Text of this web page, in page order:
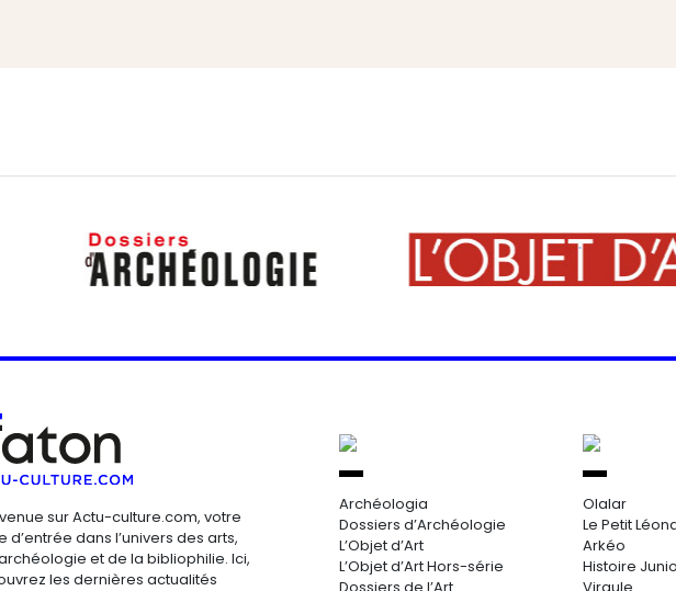
sur Actu-culture.com, votre
d’entrée dans l’univers des arts,
et de la bibliophilie. Ici,
les dernières actualités
Archéologia
Dossiers d’Archéologie
L’Objet d’Art
L’Objet d’Art Hors-série
Olalar
Le Petit
Arkéo
Histoire